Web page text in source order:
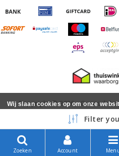
Copyright © 2026 -
Nederland! - All rights
Filter
Zoeken Account
Wij slaan cookies op om onze
Nee